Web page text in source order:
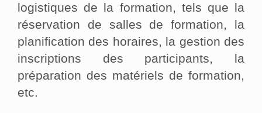
logistiques de la formation, tels que la
réservation de salles de formation, la
planification des horaires, la gestion des
inscriptions des participants, la
préparation des matériels de formation,
etc.